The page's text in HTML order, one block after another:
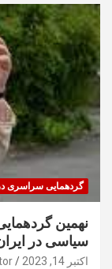
گردهمایی سراسری
نهمین
سیاسی در
اکتبر 14, 2023